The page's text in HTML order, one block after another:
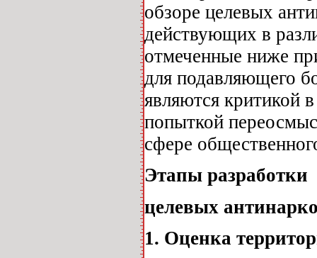
обзоре целевых
действующих в
отмеченные ниже
для подавляющего
являются критикой
попыткой
сфере
Этапы разработки
целевых
1. Оценка